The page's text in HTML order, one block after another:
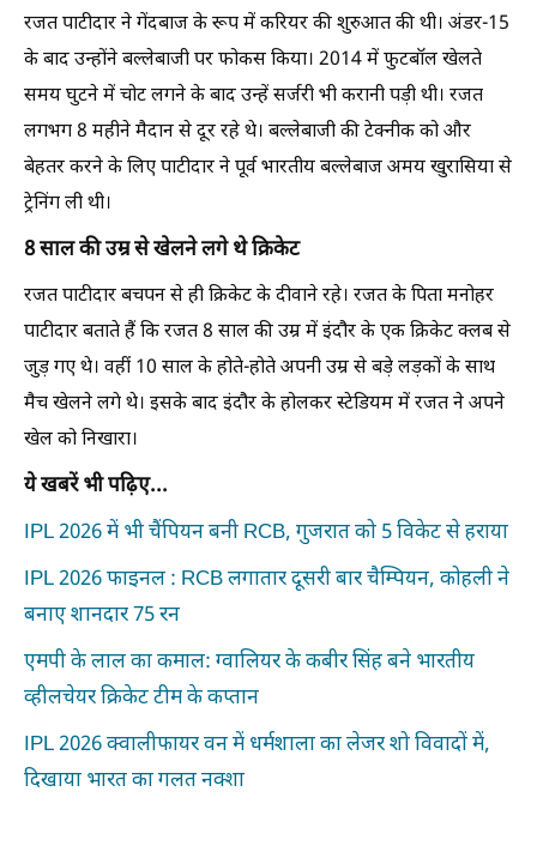
रजत पाटीदार ने गेंदबाज के रूप में करियर की शुरुआत की थी। अंडर-15
के बाद उन्होंने बल्लेबाजी पर फोकस किया। 2014 में फुटबॉल खेलते
समय घुटने में चोट लगने के बाद उन्हें सर्जरी भी करानी पड़ी थी। रजत
लगभग 8 महीने मैदान से दूर रहे थे। बल्लेबाजी की टेक्नीक को और
बेहतर करने के लिए पाटीदार ने पूर्व भारतीय बल्लेबाज अमय खुरासिया से
ट्रेनिंग ली थी।
8 साल की उम्र से खेलने लगे थे क्रिकेट
रजत पाटीदार बचपन से ही क्रिकेट के दीवाने रहे। रजत के पिता मनोहर
पाटीदार बताते हैं कि रजत 8 साल की उम्र में इंदौर के एक क्रिकेट क्लब से
जुड़ गए थे। वहीं 10 साल के होते-होते अपनी उम्र से बड़े लड़कों के साथ
मैच खेलने लगे थे। इसके बाद इंदौर के होलकर स्टेडियम में रजत ने अपने
खेल को निखारा।
ये खबरें भी पढ़िए...
IPL 2026 में भी चैंपियन बनी RCB, गुजरात को 5 विकेट से हराया
IPL 2026 फाइनल : RCB लगातार दूसरी बार चैम्पियन, कोहली ने
बनाए शानदार 75 रन
एमपी के लाल का कमाल: ग्वालियर के कबीर सिंह बने भारतीय
व्हीलचेयर क्रिकेट टीम के कप्तान
IPL 2026 क्वालीफायर वन में धर्मशाला का लेजर शो विवादों में,
दिखाया भारत का गलत नक्शा